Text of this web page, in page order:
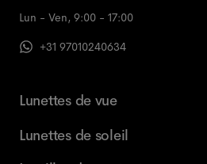
Lun - Ven, 9:00 - 17:00
+31 97010240634
Lunettes de vue
Lunettes de soleil